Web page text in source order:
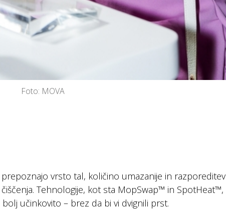
Foto: MOVA
vrsto tal, količino umazanije in razporeditev
Tehnologije, kot sta MopSwap™ in SpotHeat™,
učinkovito – brez da bi vi dvignili prst.